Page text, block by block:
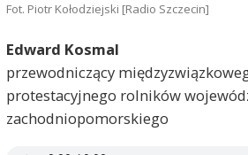
Fot. Piotr Kołodziejski [Radio Szczecin]
Edward Kosmal
przewodniczący
protestacyjnego rolników
zachodniopomorskiego